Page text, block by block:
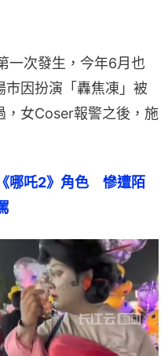
一次發生，今年6月也
因扮演「轟焦凍」被
，女Coser報警之後，施
哪吒2》角色　慘遭陌